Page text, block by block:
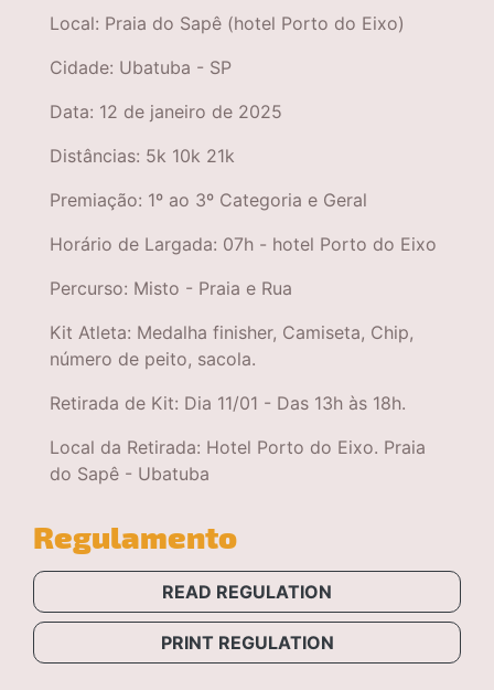
Local: Praia do Sapê (hotel Porto do Eixo)
Cidade: Ubatuba - SP
Data: 12 de janeiro de 2025
Distâncias: 5k 10k 21k
Premiação: 1º ao 3º Categoria e Geral
Horário de Largada: 07h - hotel Porto do Eixo
Percurso: Misto - Praia e Rua
Kit Atleta: Medalha finisher, Camiseta, Chip,
número de peito, sacola.
Retirada de Kit: Dia 11/01 - Das 13h às 18h.
Local da Retirada: Hotel Porto do Eixo. Praia
do Sapê - Ubatuba
Regulamento
READ REGULATION
PRINT REGULATION